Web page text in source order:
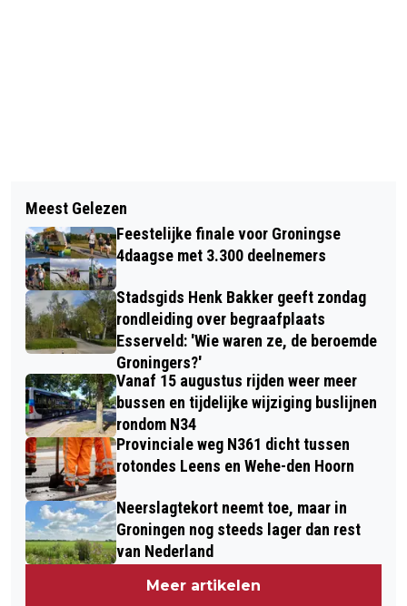
DIT IS DE BESTSELLER 60 TOP 10 VAN
WEEK 27 IN 2026
EREPENNING GEMEENTE GRONINGEN
VOOR JOLIJN CREUTZ
Meest Gelezen
Feestelijke finale voor Groningse
4daagse met 3.300 deelnemers
Stadsgids Henk Bakker geeft zondag
rondleiding over begraafplaats
Esserveld: 'Wie waren ze, de beroemde
Groningers?'
Vanaf 15 augustus rijden weer meer
bussen en tijdelijke wijziging buslijnen
rondom N34
Provinciale weg N361 dicht tussen
rotondes Leens en Wehe-den Hoorn
Neerslagtekort neemt toe, maar in
Groningen nog steeds lager dan rest
van Nederland
Meer artikelen